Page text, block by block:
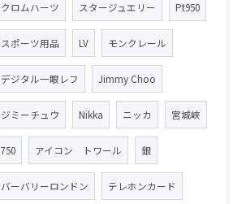
クロムハーツ スタージュエリー Pt950
スポーツ用品 LV モンクレール
デジタル一眼レフ Jimmy Choo
ジミーチュウ Nikka ニッカ 宮城峡
750 アイコン トワール 銀
バーバリーロンドン テレホンカード